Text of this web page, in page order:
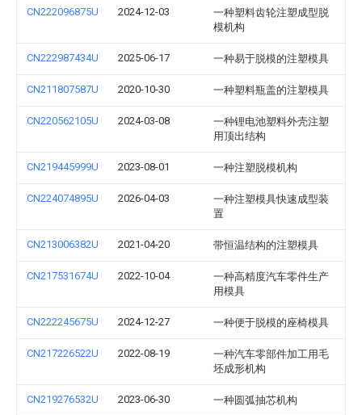
CN222096875U 2024-12-03
一种塑料齿轮注塑成型脱
模机构
CN222987434U 2025-06-17 一种易于脱模的注塑模具
CN211807587U 2020-10-30 一种塑料瓶盖的注塑模具
CN220562105U 2024-03-08
一种锂电池塑料外壳注塑
用顶出结构
CN219445999U 2023-08-01 一种注塑脱模机构
CN224074895U 2026-04-03
一种注塑模具快速成型装
置
CN213006382U 2021-04-20 带恒温结构的注塑模具
CN217531674U 2022-10-04
一种高精度汽车零件生产
用模具
CN222245675U 2024-12-27 一种便于脱模的座椅模具
CN217226522U 2022-08-19
一种汽车零部件加工用毛
坯成形机构
CN219276532U 2023-06-30 一种圆弧抽芯机构